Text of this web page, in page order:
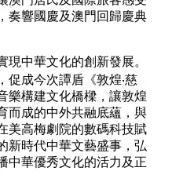
奏響國慶及澳門回歸慶典
現中華文化的創新發展。
促成今次譚盾《敦煌‧慈
樂構建文化橋樑，讓敦煌
而成的中外共融底蘊，與
美高梅劇院的數碼科技賦
新時代中華文藝盛事，弘
中華優秀文化的活力及正